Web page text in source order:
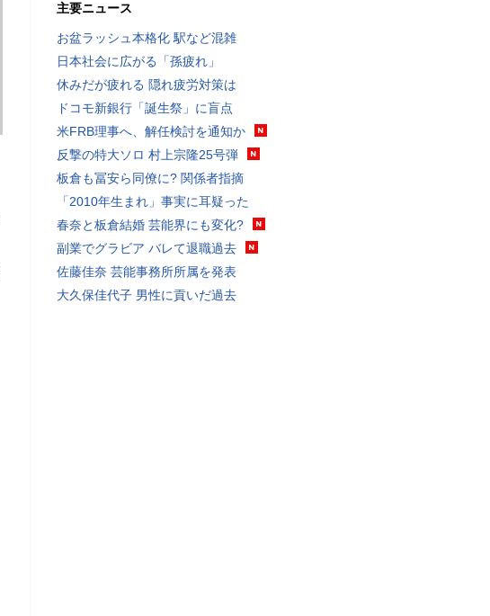
主要ニュース
お盆ラッシュ本格化 駅など混雑
日本社会に広がる「孫疲れ」
休みだが疲れる 隠れ疲労対策は
ドコモ新銀行「誕生祭」に盲点
米FRB理事へ、解任検討を通知か
反撃の特大ソロ 村上宗隆25号弾
板倉も冨安ら同僚に? 関係者指摘
「2010年生まれ」事実に耳疑った
春奈と板倉結婚 芸能界にも変化?
副業でグラビア バレて退職過去
佐藤佳奈 芸能事務所所属を発表
大久保佳代子 男性に貢いだ過去